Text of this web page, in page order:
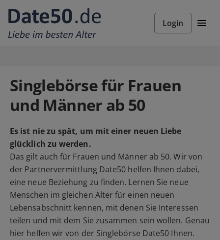
Login
Singlebörse für Frauen
und Männer ab 50
Es ist nie zu spät, um mit einer neuen Liebe
glücklich zu werden.
Das gilt auch für Frauen und Männer ab 50. Wir von
der PartnervermittlungDate50 helfen Ihnen dabei,
eine neue Beziehung zu finden. Lernen Sie neue
Menschen im gleichen Alter für einen neuen
Lebensabschnitt kennen, mit denen Sie Interessen
teilen und mit dem Sie zusammen sein wollen. Genau
hier helfen wir von der Singlebörse Date50 Ihnen.